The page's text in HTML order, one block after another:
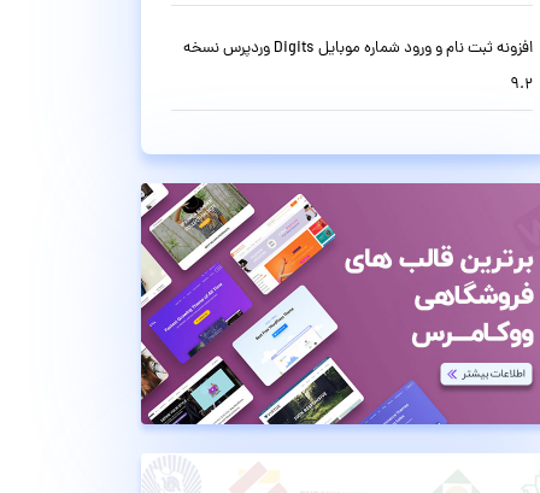
افزونه ثبت نام و ورود شماره موبایل Digits وردپرس نسخه
9.2